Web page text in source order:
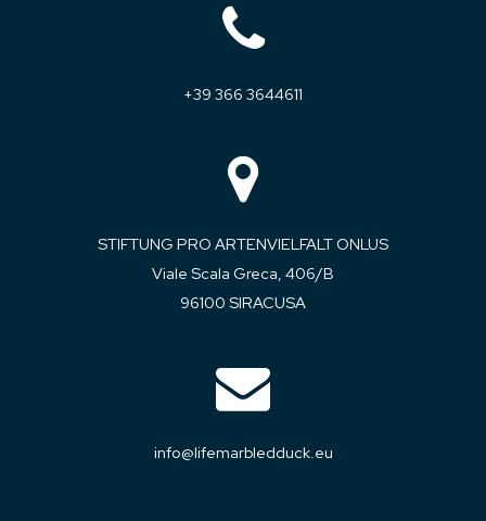
+39 366 3644611
STIFTUNG PRO ARTENVIELFALT ONLUS
Viale Scala Greca, 406/B
96100 SIRACUSA
info@lifemarbledduck.eu